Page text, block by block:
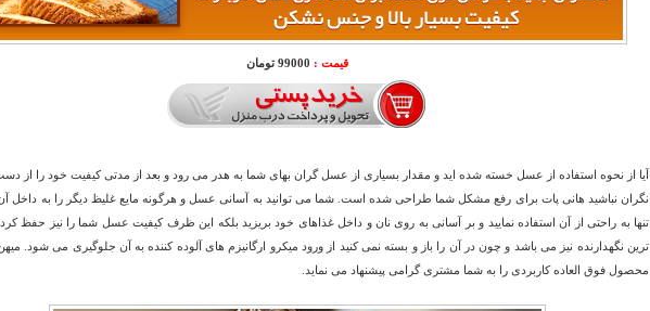
قیمت : 99000 تومان
آیا از نحوه استفاده از عسل خسته شده اید و مقدار بسیاری از عسل گران بهای شما به هدر می رود و بعد از مدتی کیفیت خود را از
نگران نباشید هانی پات برای رفع مشکل شما طراحی شده است. شما می توانید به آسانی عسل و هرگونه مایع غلیظ دیگر را به داخل آن
تنها به راحتی از آن استفاده نمایید و بر آسانی به روی نان و داخل غذاهای خود بریزید بلکه این ظرف کیفیت عسل شما را نیز حفظ
ترین نگهدارنده نیز می باشد و چون در آن را باز و بسته نمی کنید از ورود میکرو ارگانیزم های آلوده کننده به آن جلوگیری می شود.
محصول فوق العاده کاربردی را به شما مشتری گرامی پیشنهاد می نماید.